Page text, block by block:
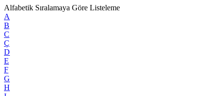
Alfabetik Sıralamaya Göre Listeleme
A
B
C
Ç
D
E
F
G
H